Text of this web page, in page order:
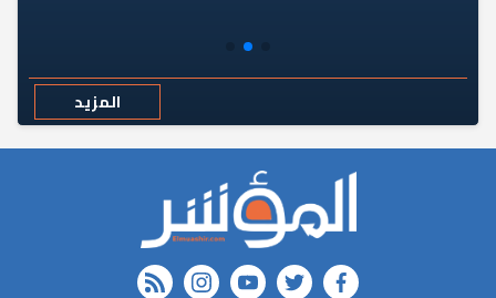
المزيد
FACEBOOK
twitter
youtube
instagram
rss feed